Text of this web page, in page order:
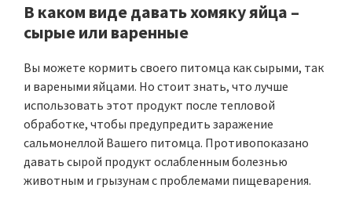
В каком виде давать хомяку яйца –
сырые или варенные
Вы можете кормить своего питомца как сырыми, так
и вареными яйцами. Но стоит знать, что лучше
использовать этот продукт после тепловой
обработке, чтобы предупредить заражение
сальмонеллой Вашего питомца. Противопоказано
давать сырой продукт ослабленным болезнью
животным и грызунам с проблемами пищеварения.